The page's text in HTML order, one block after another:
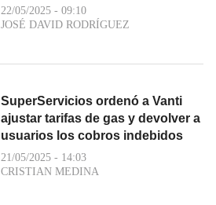
22/05/2025 - 09:10
JOSÉ DAVID RODRÍGUEZ
SuperServicios ordenó a Vanti
ajustar tarifas de gas y devolver a
usuarios los cobros indebidos
21/05/2025 - 14:03
CRISTIAN MEDINA